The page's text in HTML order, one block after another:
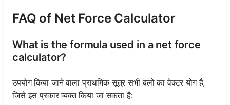
FAQ of Net Force Calculator
What is the formula used in a net force
calculator?
उपयोग किया जाने वाला प्राथमिक सूत्र सभी बलों का वेक्टर योग है,
जिसे इस प्रकार व्यक्त किया जा सकता है: